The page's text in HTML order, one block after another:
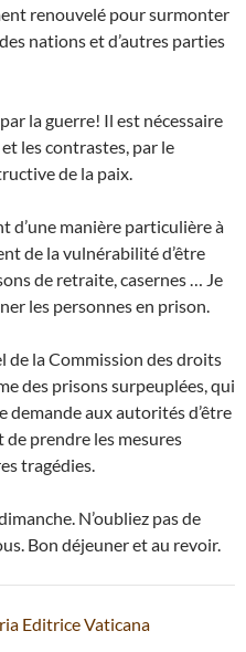
renouvelé pour surmonter
nations et d’autres parties
la guerre! Il est nécessaire
les contrastes, par le
de la paix.
d’une manière particulière à
de la vulnérabilité d’être
de retraite, casernes … Je
les personnes en prison.
de la Commission des droits
des prisons surpeuplées, qui
demande aux autorités d’être
de prendre les mesures
tragédies.
N’oubliez pas de
Bon déjeuner et au revoir.
Editrice Vaticana